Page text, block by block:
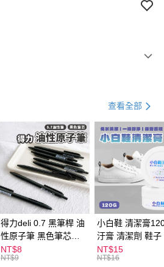
查看全部
得力deli 0.7 黑筆桿 油
性原子筆 黑色筆芯
S304
NT$8
NT$9
小白鞋 清潔膏
汙膏 清潔劑 鞋子
漬 白皮鞋 鞋油
NT$15
NT$16